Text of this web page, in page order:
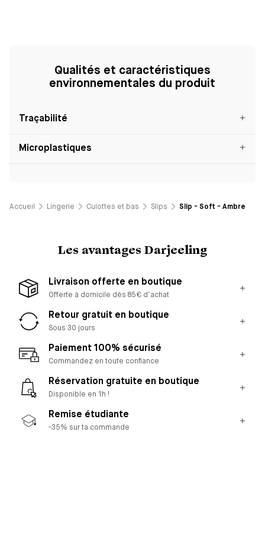
Qualités et caractéristiques
environnementales du produit
Traçabilité
Microplastiques
Accueil Lingerie Culottes et bas Slips Slip - Soft - Ambre
Les avantages Darjeeling
Livraison offerte en boutique
Offerte à domicile dès 85€ d’achat
Retour gratuit en boutique
Sous 30 jours
Paiement 100% sécurisé
Commandez en toute confiance
Réservation gratuite en boutique
Disponible en 1h !
Remise étudiante
-35% sur ta commande